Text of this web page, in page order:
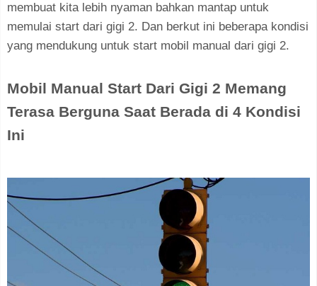
membuat kita lebih nyaman bahkan mantap untuk
memulai start dari gigi 2. Dan berkut ini beberapa kondisi
yang mendukung untuk start mobil manual dari gigi 2.
Mobil Manual Start Dari Gigi 2 Memang
Terasa Berguna Saat Berada di 4 Kondisi
Ini